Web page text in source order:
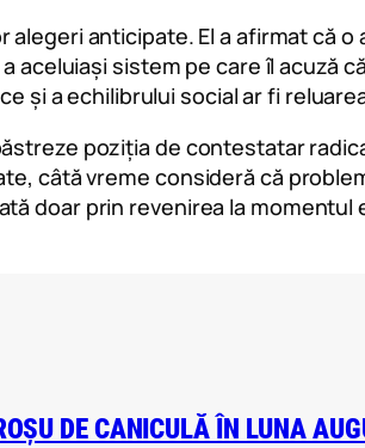
anticipate. El a afirmat că
aceluiași sistem pe care îl acuză
și a echilibrului social ar fi
poziția de contestatar
câtă vreme consideră că
doar prin revenirea la
DE CANICULĂ ÎN LUNA